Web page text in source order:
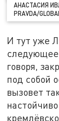
АНАСТАСИЯ
PRAVDA/
И тут уже
говоря,
под собой
вызовет